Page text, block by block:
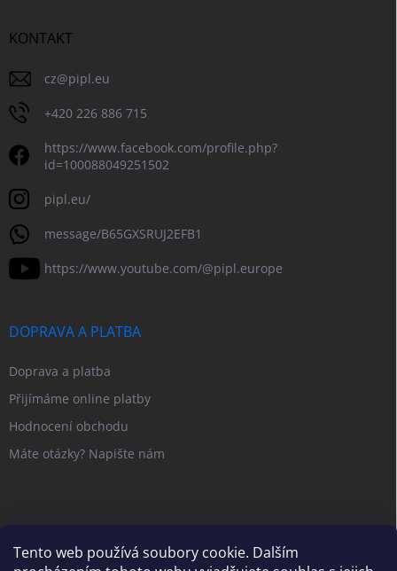
Tento web používá soubory cookie. Dalším
KONTAKT
cz@pipl.eu
+420 226 886 715
https://www.facebook.com/profile.php?
id=100088049251502
pipl.eu/
message/B65GXSRUJ2EFB1
https://www.youtube.com/@pipl.europe
DOPRAVA A PLATBA
Doprava a platba
Přijímáme online platby
Hodnocení obchodu
Máte otázky? Napište nám